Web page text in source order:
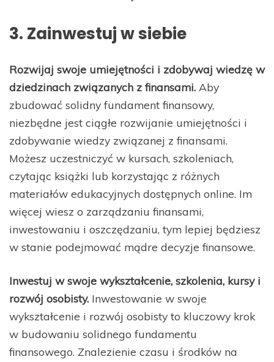
3. Zainwestuj w siebie
Rozwijaj swoje umiejętności i zdobywaj wiedzę w
dziedzinach związanych z finansami. Aby
zbudować solidny fundament finansowy,
niezbędne jest ciągłe rozwijanie umiejętności i
zdobywanie wiedzy związanej z finansami.
Możesz uczestniczyć w kursach, szkoleniach,
czytając książki lub korzystając z różnych
materiałów edukacyjnych dostępnych online. Im
więcej wiesz o zarządzaniu finansami,
inwestowaniu i oszczędzaniu, tym lepiej będziesz
w stanie podejmować mądre decyzje finansowe.
Inwestuj w swoje wykształcenie, szkolenia, kursy i
rozwój osobisty. Inwestowanie w swoje
wykształcenie i rozwój osobisty to kluczowy krok
w budowaniu solidnego fundamentu
finansowego. Znalezienie czasu i środków na